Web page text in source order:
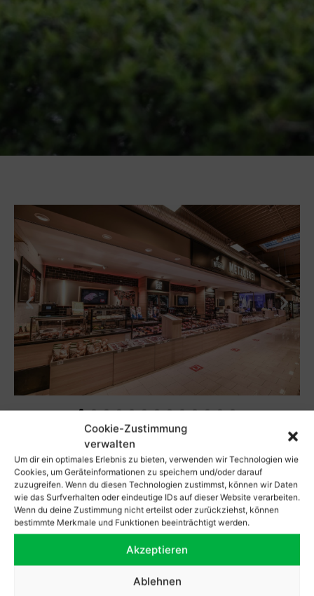
Cookie-Zustimmung
verwalten
Um dir ein optimales Erlebnis zu bieten, verwenden wir Technologien wie
Cookies, um Geräteinformationen zu speichern und/oder darauf
zuzugreifen. Wenn du diesen Technologien zustimmst, können wir Daten
wie das Surfverhalten oder eindeutige IDs auf dieser Website verarbeiten.
Wenn du deine Zustimmung nicht erteilst oder zurückziehst, können
bestimmte Merkmale und Funktionen beeinträchtigt werden.
Akzeptieren
Ablehnen
BESCHREIBUNG
REWE Familie Röttcher
Neusser Straße 6-10, 41564 Kaarst
Realisierung und Umsetzung des gesamten Büroumbaus.